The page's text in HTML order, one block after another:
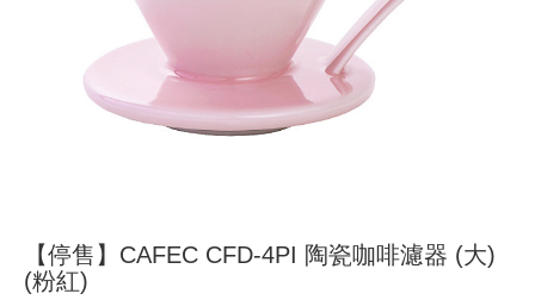
【停售】CAFEC CFD-4PI 陶瓷咖啡濾器 (大)
(粉紅)